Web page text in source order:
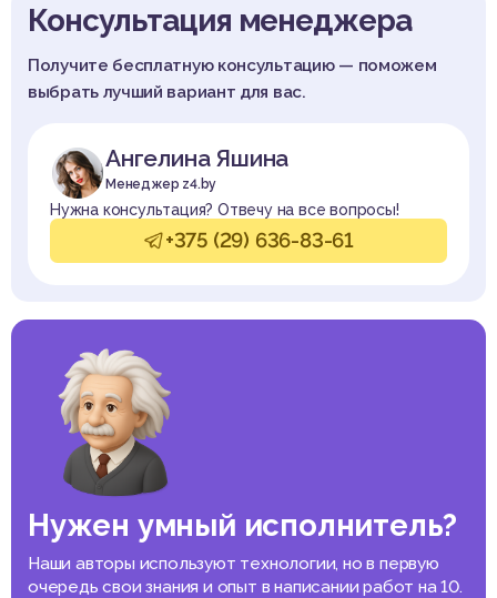
Консультация менеджера
Получите бесплатную консультацию — поможем
выбрать лучший вариант для вас.
Ангелина Яшина
Менеджер z4.by
Нужна консультация? Отвечу на все вопросы!
+375 (29) 636-83-61
Нужен умный исполнитель?
Наши авторы используют технологии, но в первую
очередь свои знания и опыт в написании работ на 10.